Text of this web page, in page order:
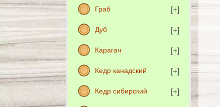
Граб
Дуб
Карагач
Кедр канадский
Кедр сибирский